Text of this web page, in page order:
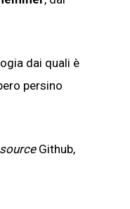
dai quali è
persino
Github,